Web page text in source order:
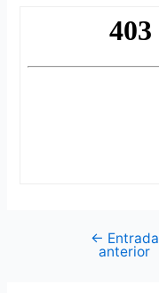
Navegación
← Entrada
anterior